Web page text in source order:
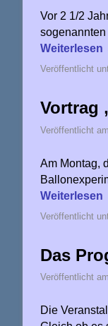
Vor 2 1/2
Weiterlesen
Veröffentlicht
Vortrag
Veröffentlicht am
Am Montag,
Weiterlesen
Veröffentlicht
Das
Veröffentlicht am
Die